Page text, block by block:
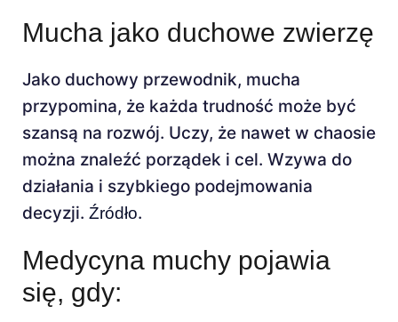
Mucha jako duchowe zwierzę
Jako duchowy przewodnik, mucha
przypomina, że każda trudność może być
szansą na rozwój. Uczy, że nawet w chaosie
można znaleźć porządek i cel. Wzywa do
działania i szybkiego podejmowania
decyzji. Źródło.
Medycyna muchy pojawia
się, gdy: